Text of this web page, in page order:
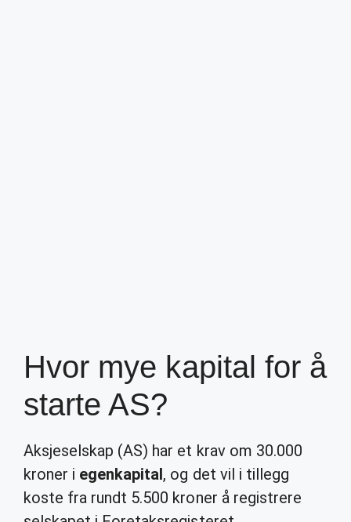
Hvor mye kapital for å
starte AS?
Aksjeselskap (AS) har et krav om 30.000
kroner i egenkapital, og det vil i tillegg
koste fra rundt 5.500 kroner å registrere